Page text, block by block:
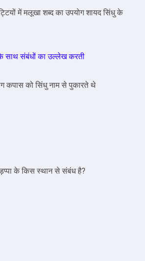
में मलूखा शब्द का उपयोग शायद सिंधु के
साथ संबंधों का उल्लेख करती
कपास को सिंधु नाम से पुकारते थे
के किस स्थान से संबंध है?